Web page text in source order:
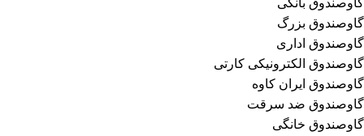
گاوصندوق بزرگ
گاوصندوق اداری
گاوصندوق الکترونیکی کارتی
گاوصندوق ایران کاوه
گاوصندوق ضد سرقت
گاوصندوق خانگی